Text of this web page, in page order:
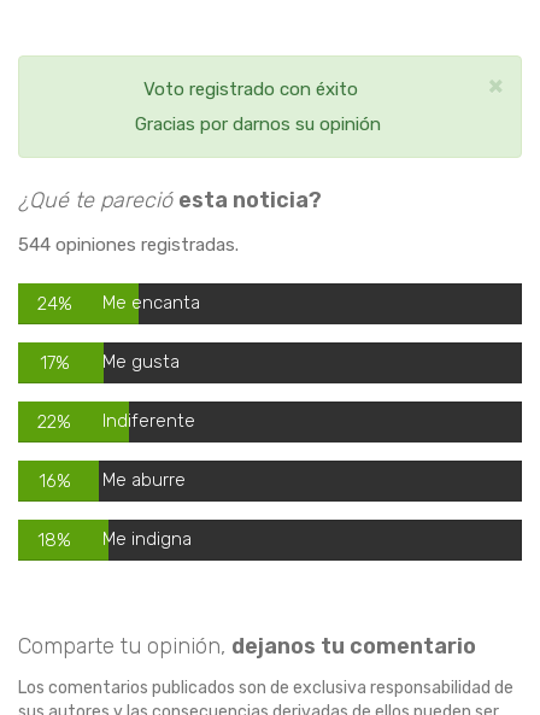
×
Voto registrado con éxito
Gracias por darnos su opinión
¿Qué te pareció esta noticia?
544 opiniones registradas.
24% Me encanta
17% Me gusta
22% Indiferente
16% Me aburre
18% Me indigna
Comparte tu opinión, dejanos tu comentario
Los comentarios publicados son de exclusiva responsabilidad de